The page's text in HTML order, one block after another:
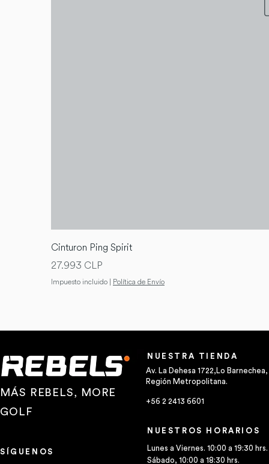
Cinturon Ping Spirit
Precio
27.993 CLP
Impuesto incluido | Política de Envío
MÁS REBELS, MORE
GOLF
SÍGUENOS
NUESTRA TIENDA
Av. La Dehesa 1722,Lo Barnechea,
Región Metropolitana.
+56 2 2413 6601
NUESTROS HORARIOS
Lunes a Viernes. 10:00 a 19:30 hrs.
Sábado, 10:00 a 18:30 hrs.